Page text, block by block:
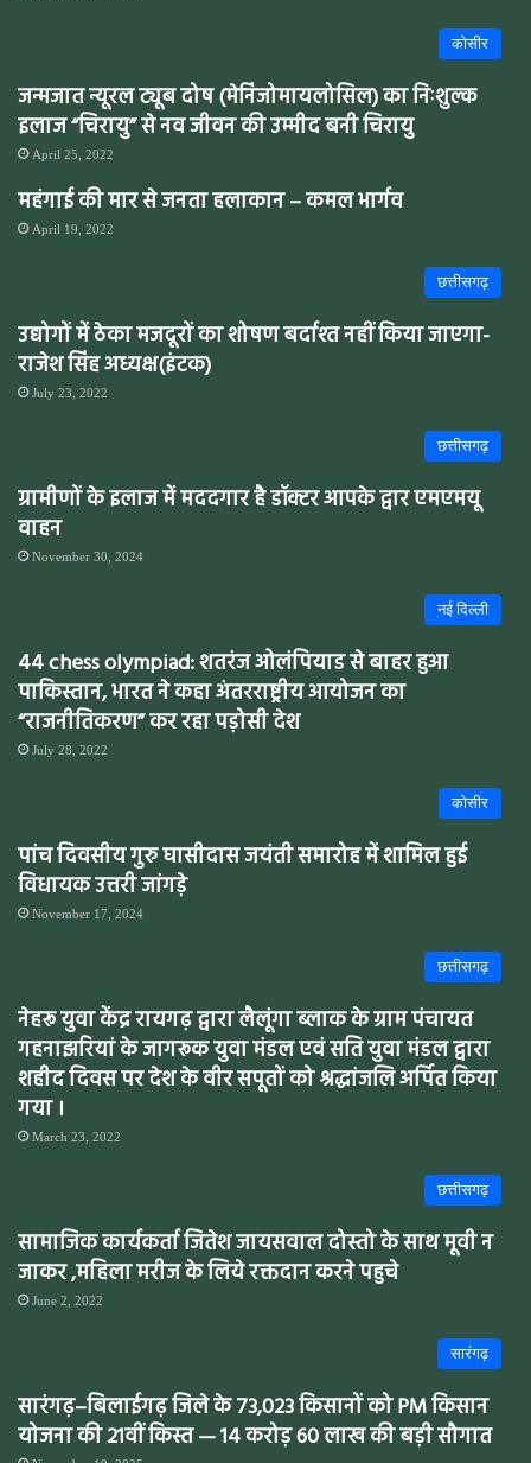
कोसीर
जन्मजात न्यूरल ट्यूब दोष (मेनिंजोमायलोसिल) का निःशुल्क
इलाज “चिरायु” से नव जीवन की उम्मीद बनी चिरायु
April 25, 2022
महंगाई की मार से जनता हलाकान – कमल भार्गव
April 19, 2022
छत्तीसगढ़
उद्योगों में ठेका मजदूरों का शोषण बर्दाश्त नहीं किया जाएगा-
राजेश सिंह अध्यक्ष(इंटक)
July 23, 2022
छत्तीसगढ़
ग्रामीणों के इलाज में मददगार है डॉक्टर आपके द्वार एमएमयू
वाहन
November 30, 2024
नई दिल्ली
44 chess olympiad: शतरंज ओलंपियाड से बाहर हुआ
पाकिस्तान, भारत ने कहा अंतरराष्ट्रीय आयोजन का
“राजनीतिकरण” कर रहा पड़ोसी देश
July 28, 2022
कोसीर
पांच दिवसीय गुरु घासीदास जयंती समारोह में शामिल हुई
विधायक उत्तरी जांगड़े
November 17, 2024
छत्तीसगढ़
नेहरू युवा केंद्र रायगढ़ द्वारा लैलूंगा ब्लाक के ग्राम पंचायत
गहनाझरियां के जागरूक युवा मंडल एवं सति युवा मंडल द्वारा
शहीद दिवस पर देश के वीर सपूतों को श्रद्धांजलि अर्पित किया
गया ।
March 23, 2022
छत्तीसगढ़
सामाजिक कार्यकर्ता जितेश जायसवाल दोस्तो के साथ मूवी न
जाकर ,महिला मरीज के लिये रक्तदान करने पहुचे
June 2, 2022
सारंगढ़
सारंगढ़–बिलाईगढ़ जिले के 73,023 किसानों को PM किसान
योजना की 21वीं किस्त — 14 करोड़ 60 लाख की बड़ी सौगात